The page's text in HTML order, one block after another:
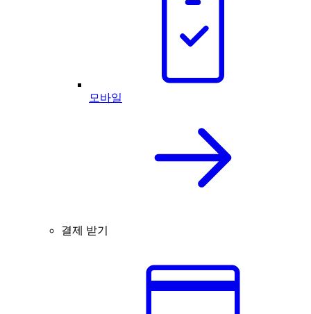
모바일
결제 받기